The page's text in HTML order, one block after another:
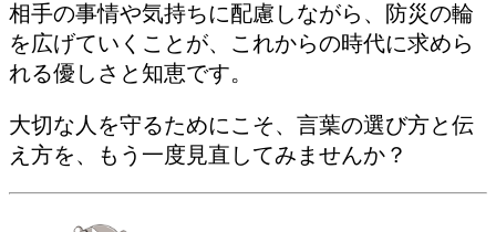
相手の事情や気持ちに配慮しながら、防災の輪
を広げていくことが、これからの時代に求めら
れる優しさと知恵です。
大切な人を守るためにこそ、言葉の選び方と伝
え方を、もう一度見直してみませんか？